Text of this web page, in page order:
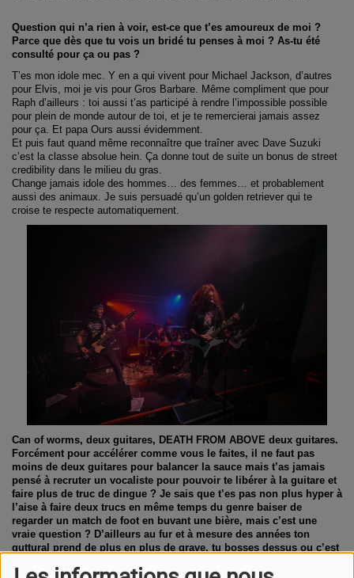
Question qui n’a rien à voir, est-ce que t’es amoureux de moi ?
Parce que dès que tu vois un bridé tu penses à moi ? As-tu été
consulté pour ça ou pas ?
T’es mon idole mec. Y en a qui vivent pour Michael Jackson, d’autres
pour Elvis, moi je vis pour Gros Barbare. Même compliment que pour
Raph d’ailleurs : toi aussi t’as participé à rendre l’impossible possible
pour plein de monde autour de toi, et je te remercierai jamais assez
pour ça. Et papa Ours aussi évidemment.
Et puis faut quand même reconnaître que traîner avec Dave Suzuki
c’est la classe absolue hein. Ça donne tout de suite un bonus de street
credibility dans le milieu du gras.
Change jamais idole des hommes… des femmes… et probablement
aussi des animaux. Je suis persuadé qu’un golden retriever qui te
croise te respecte automatiquement.
Can of worms, deux guitares, DEATH FROM ABOVE deux guitares.
Forcément pour accélérer comme vous le faites, il ne faut pas
moins de deux guitares pour balancer la sauce mais t’as jamais
pensé à recruter un vocaliste pour pouvoir te libérer à la guitare et
faire plus de truc de dingue ? Je sais que t’es pas non plus hyper à
l’aise à faire deux trucs en même temps du genre baiser de
regarder un match de foot en buvant une bière, mais c’est une
vraie question ? D’ailleurs au fur et à mesure des années ton
guttural prend de plus en plus de grave, tu bosses dessus ou c’est
bas ?